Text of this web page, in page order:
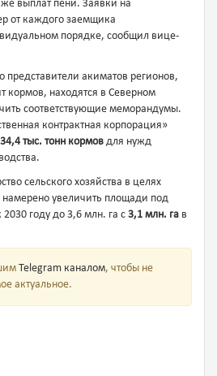
выплат пени. Заявки на
от каждого заемщика
порядке, сообщил вице-
акиматов регионов,
кормов, находятся в Северном
соответствующие меморандумы.
контрактная корпорация»
тыс. тонн кормов для нужд
сельского хозяйства в целях
увеличить площади под
году до 3,6 млн. га с 3,1 млн. га в
Telegram каналом, чтобы не
актуальное.